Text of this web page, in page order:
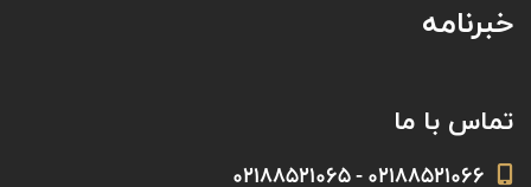
خبرنامه
تماس با ما
۰۲۱۸۸۵۲۱۰۶۶ - ۰۲۱۸۸۵۲۱۰۶۵